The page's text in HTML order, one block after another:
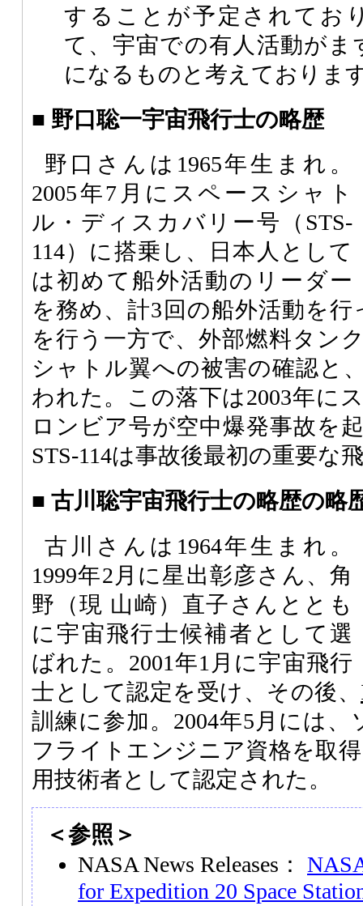
することが予定されてお
て、宇宙での有人活動が
になるものと考えておりま
■ 野口聡一宇宙飛行士の略歴
野口さんは1965年生まれ。
2005年7月にスペースシャト
ル・ディスカバリー号（STS-
114）に搭乗し、日本人として
は初めて船外活動のリーダー
を務め、計3回の船外活動を行
を行う一方で、外部燃料タン
シャトル翼への被害の確認と
われた。この落下は2003年に
ロンビア号が空中爆発事故を
STS-114は事故後最初の重要な
■ 古川聡宇宙飛行士の略歴の略
古川さんは1964年生まれ。
1999年2月に星出彰彦さん、角
野（現 山崎）直子さんととも
に宇宙飛行士候補者として選
ばれた。2001年1月に宇宙飛行
士として認定を受け、その後、
訓練に参加。2004年5月には、
フライトエンジニア資格を取
用技術者として認定された。
＜参照＞
NASA News Releases：
for Expedition 20 Space